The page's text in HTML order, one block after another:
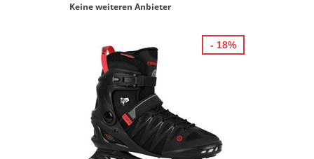
Keine weiteren Anbieter
- 18%